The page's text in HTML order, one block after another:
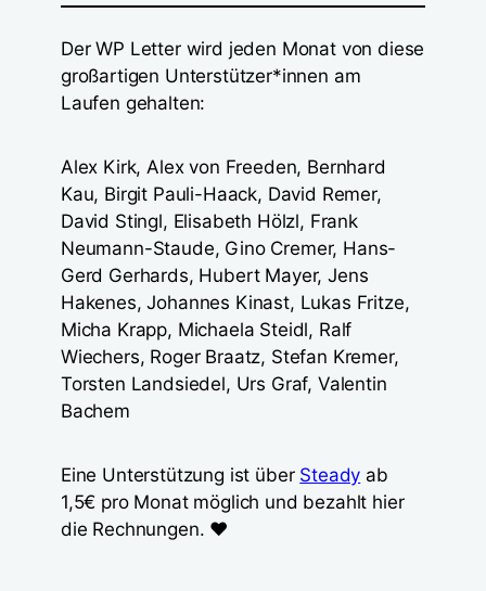
Der WP Letter wird jeden Monat von diese
großartigen Unterstützer*innen am
Laufen gehalten:
Alex Kirk, Alex von Freeden, Bernhard
Kau, Birgit Pauli-Haack, David Remer,
David Stingl, Elisabeth Hölzl, Frank
Neumann-Staude, Gino Cremer, Hans-
Gerd Gerhards, Hubert Mayer, Jens
Hakenes, Johannes Kinast, Lukas Fritze,
Micha Krapp, Michaela Steidl, Ralf
Wiechers, Roger Braatz, Stefan Kremer,
Torsten Landsiedel, Urs Graf, Valentin
Bachem
Eine Unterstützung ist über Steady ab
1,5€ pro Monat möglich und bezahlt hier
die Rechnungen. ❤️